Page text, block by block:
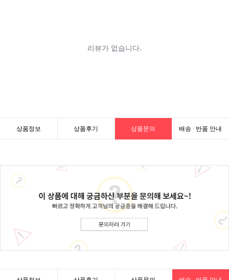
상품정보 상품후기 상품문의 배송 · 반품 안내